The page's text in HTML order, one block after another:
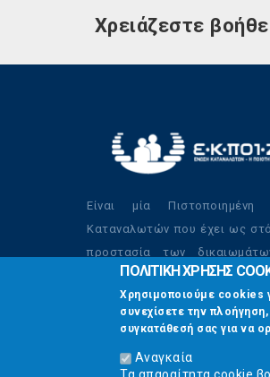
Χρειάζεστε
Είναι μία Πιστοποιημένη
Καταναλωτών που έχει ως
προστασία των
καταναλωτών και την
ποιότητας της ζωής τους.
ΠΟΛΙΤΙΚΗ ΧΡΗΣΗΣ
Χρησιμοποιούμε cookies
συνεχίσετε την
συγκατάθεσή σας για να
Αναγκαία